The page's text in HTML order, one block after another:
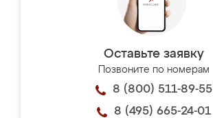
Оставьте заявку
Позвоните по номерам
8 (800) 511-89-55
8 (495) 665-24-01